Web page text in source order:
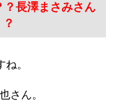
？長澤まさみさん
。
さん。